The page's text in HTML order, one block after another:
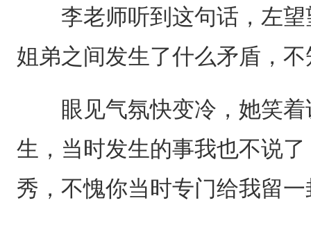
李老师听到这句话，左望
姐弟之间发生了什么矛盾，
眼见气氛快变冷，她笑着
生，当时发生的事我也不说
秀，不愧你当时专门给我留